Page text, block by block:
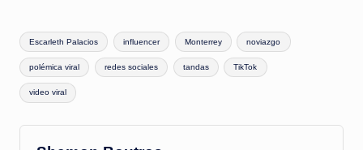
Tags:
Escarleth Palacios influencer Monterrey noviazgo
polémica viral redes sociales tandas TikTok
video viral